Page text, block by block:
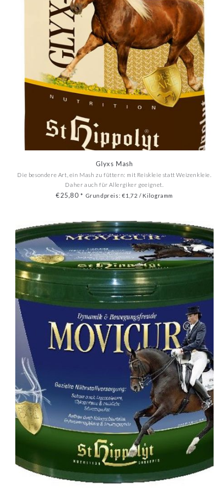
Glyxs Mash
Die besondere Art, ein Mash zu füttern: mit Reiskleie statt Weizenkleie.
Daher auch für Allergiker geeignet.
€25,80* Grundpreis: €1,72 / Kilogramm